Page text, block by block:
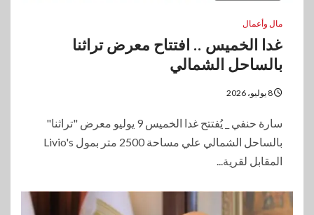
مال وأعمال
غدا الخميس .. افتتاح معرض تراثنا
بالساحل الشمالي
سارة حنفي _ يُفتتح غدا الخميس 9 يوليو معرض "تراثنا"
بالساحل الشمالي علي مساحة 2500 متر بمول Livio's
المقابل لقرية...